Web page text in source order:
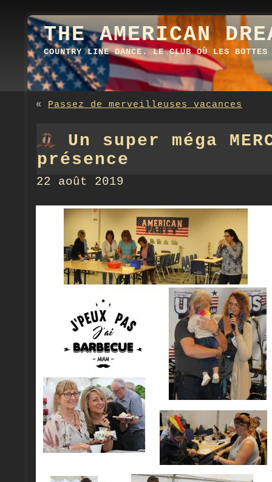
THE AMERICAN
COUNTRY LINE DANCE. LE CLUB OÙ LES BOTTES
« Passez de merveilleuses vacances
Un super méga
présence
22 août 2019